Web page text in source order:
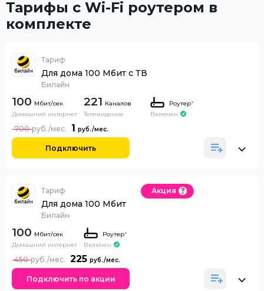
Тарифы с Wi-Fi роутером в
комплекте
Тариф
Для дома 100 Мбит с ТВ
Билайн
100
Домашний интернет
221 Каналов
Телевидение
Роутер*
Включен
1
700
Подключить
Тариф
Для дома 100 Мбит
Билайн
Акция
100
Домашний интернет
Роутер*
Включен
225
450
Подключить по акции